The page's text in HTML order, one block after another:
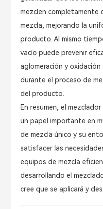
mezclen completamente
mezcla, mejorando la
producto. Al mismo
vacío puede prevenir
aglomeración y
durante el proceso de
del producto.
En resumen, el
un papel importante en
de mezcla único y su
satisfacer las
equipos de mezcla
desarrollando el
cree que se aplicará y